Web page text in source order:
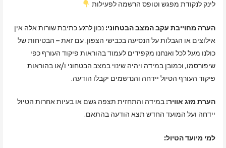
לינק לנקודת מפגש וטופס הרשמה לפעילות
הערה מחוייבת עקב המצב הבטחוני: נכון לרגע כתיבת שורות אלה אין
אילוצים או הגבלות על הנסיעה בכבישי הצפון. עם זאת – הבטיחות של
כולנו מעל לכל ואנחנו מקפידים לעמוד בהוראות פיקוד העורף כפי
שיפורסמו, וכמובן במידה ויהיה שינוי במצב הבטחוני ו/או בהוראות
פיקוד העורף הטיול יידחה והנרשמים יקבלו הודעה.
הערת מזג אוויר: במידה והתחזית תצפה גשם או בעיות אחרות הטיול
יידחה ועל המועד החדש תצא הודעה בהתאם.
למי מיועד הטיול: